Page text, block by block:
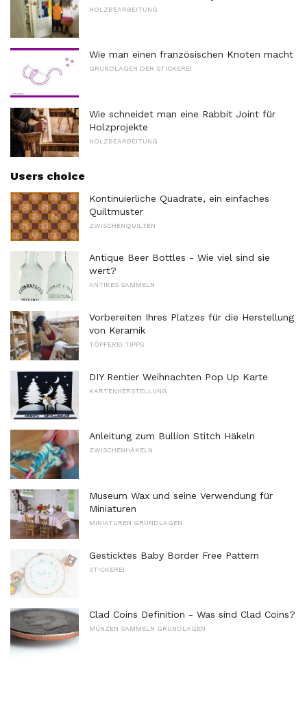
HOLZBEARBEITUNG
Wie man einen französischen Knoten macht
GRUNDLAGEN DER STICKEREI
Wie schneidet man eine Rabbit Joint für
Holzprojekte
HOLZBEARBEITUNG
Users choice
Kontinuierliche Quadrate, ein einfaches
Quiltmuster
ZWISCHENQUILTEN
Antique Beer Bottles - Wie viel sind sie
wert?
ANTIKES SAMMELN
Vorbereiten Ihres Platzes für die Herstellung
von Keramik
TÖPFEREI TIPPS
DIY Rentier Weihnachten Pop Up Karte
KARTENHERSTELLUNG
Anleitung zum Bullion Stitch Häkeln
ZWISCHENHÄKELN
Museum Wax und seine Verwendung für
Miniaturen
MINIATUREN GRUNDLAGEN
Gesticktes Baby Border Free Pattern
STICKEREI
Clad Coins Definition - Was sind Clad Coins?
MÜNZEN SAMMELN GRUNDLAGEN